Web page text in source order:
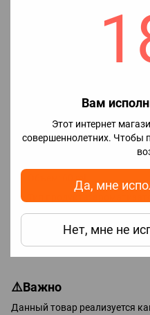
Вам
Этот интернет
совершеннолетних. Чтобы
Да, мне
Нет, мне не
Для каких устройств
органическая
Формат: органический
Назначение: для
⚠️Важно
Данный товар реализуется